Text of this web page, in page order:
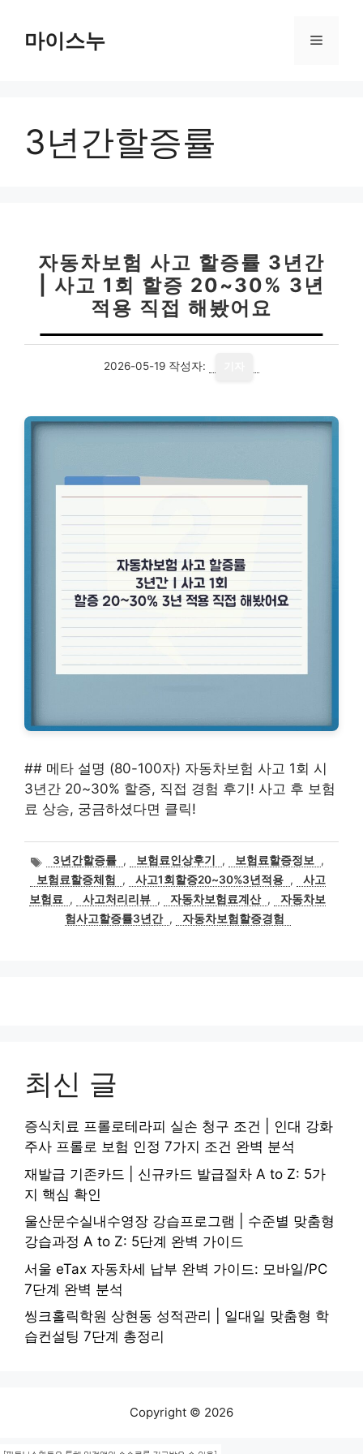
마이스누 메
3년간할증률
자동차보험 사고 할증률 3년간
| 사고 1회 할증 20~30% 3년
적용 직접 해봤어요
2026-05-19 작성자:
## 메타 설명 (80-100자) 자동차보험 사고 1회 시
3년간 20~30% 할증, 직접 경험 후기! 사고 후 보험
료 상승, 궁금하셨다면 클릭!
태
그
3년간할증률 , 보험료인상후기 , 보험료할증정보
,
보험료할증체험
, 사고1회할증20~30%3년적용 ,
사고
보험료
, 사고처리리뷰 , 자동차보험료계산 ,
자동차보
험사고할증률3년간 , 자동차보험할증경험
최신 글
증식치료 프롤로테라피 실손 청구 조건 | 인대 강화
주사 프롤로 보험 인정 7가지 조건 완벽 분석
재발급 기존카드 | 신규카드 발급절차 A to Z: 5가
지 핵심 확인
울산문수실내수영장 강습프로그램 | 수준별 맞춤형
강습과정 A to Z: 5단계 완벽 가이드
서울 eTax 자동차세 납부 완벽 가이드: 모바일/PC
7단계 완벽 분석
씽크홀릭학원 상현동 성적관리 | 일대일 맞춤형 학
습컨설팅 7단계 총정리
Copyright © 2026